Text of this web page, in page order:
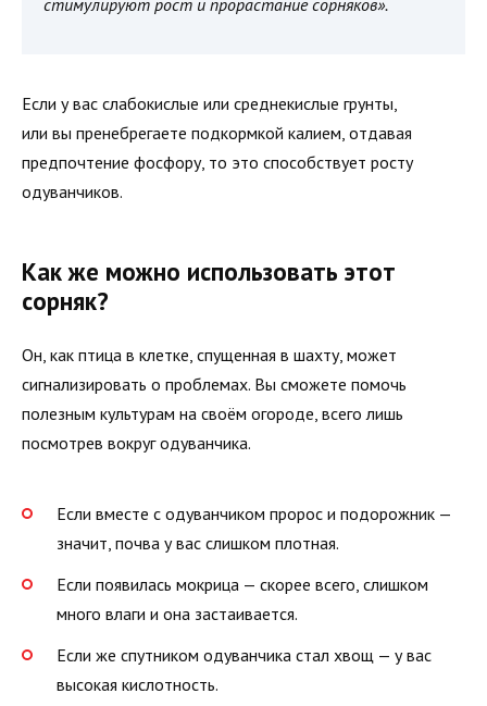
Если у вас слабокислые или среднекислые грунты,
или вы пренебрегаете подкормкой калием, отдавая
предпочтение фосфору, то это способствует росту
одуванчиков.
Как же можно использовать этот
сорняк?
Он, как птица в клетке, спущенная в шахту, может
сигнализировать о проблемах. Вы сможете помочь
полезным культурам на своём огороде, всего лишь
посмотрев вокруг одуванчика.
Если вместе с одуванчиком пророс и подорожник —
значит, почва у вас слишком плотная.
Если появилась мокрица — скорее всего, слишком
много влаги и она застаивается.
Если же спутником одуванчика стал хвощ — у вас
высокая кислотность.